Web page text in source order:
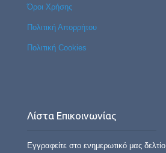
Όροι Χρήσης
Πολιτική Απορρήτου
Πολιτική Cookies
Λίστα Επικοινωνίας
Εγγραφείτε στο ενημερωτικό μας δελτίο